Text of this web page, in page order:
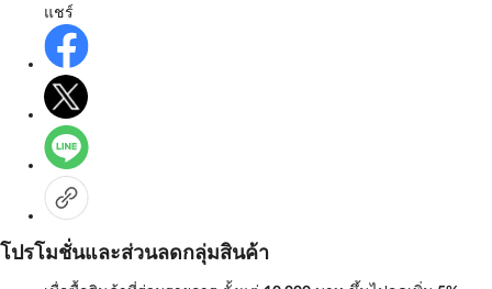
แชร์
โปรโมชั่นและส่วนลดกลุ่มสินค้า